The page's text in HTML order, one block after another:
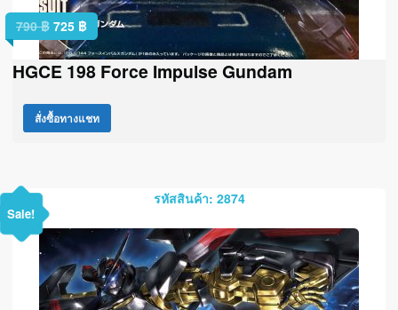
790฿ 725 ฿
HGCE 198 Force Impulse Gundam
สั่งซื้อทางแชท
รหัสสินค้า: 2874
Sale!